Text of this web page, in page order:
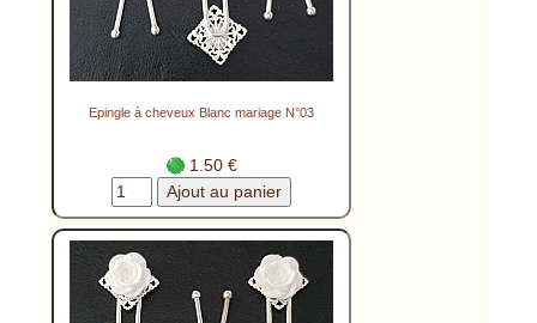
Epingle à cheveux Blanc mariage N°03
1.50 €